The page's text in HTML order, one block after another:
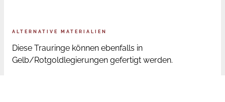
ALTERNATIVE MATERIALIEN
Diese Trauringe können ebenfalls in
Gelb/Rotgoldlegierungen gefertigt werden.